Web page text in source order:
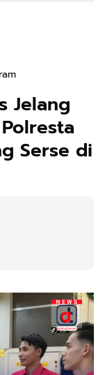
Jelang
Serse di